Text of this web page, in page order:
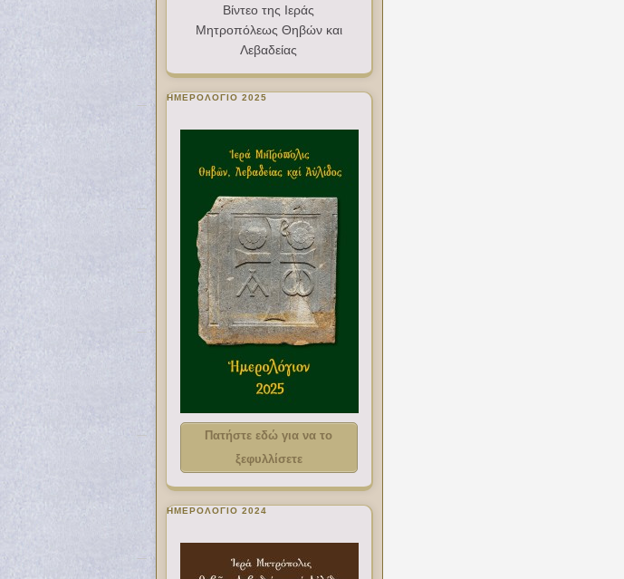
Βίντεο της Ιεράς
Μητροπόλεως Θηβών και
Λεβαδείας
ΗΜΕΡΟΛΟΓΙΟ 2025
Πατήστε εδώ για να το
ξεφυλλίσετε
ΗΜΕΡΟΛΟΓΙΟ 2024